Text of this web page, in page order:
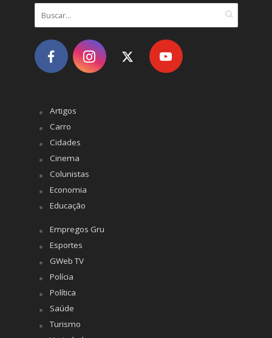
Artigos
Carro
Cidades
Cinema
Colunistas
Economia
Educação
Empregos Gru
Esportes
GWeb TV
Polícia
Política
Saúde
Turismo